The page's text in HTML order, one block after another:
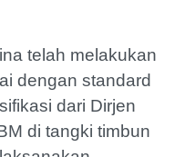
telah melakukan
dengan standard
dari Dirjen
di tangki timbun